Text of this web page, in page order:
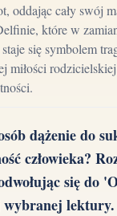
oddając cały swój
które w
się symbolem
miłości
dążenie do
człowieka?
się do
lektury.